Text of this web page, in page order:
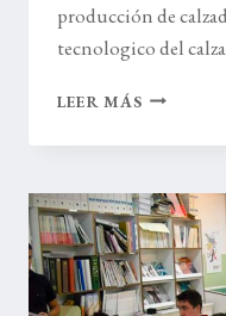
producción de
tecnologico del
LEER MÁSJORNADAS
EN